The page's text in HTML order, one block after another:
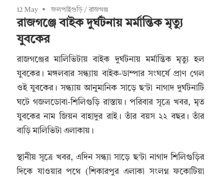
12 May জলপাইগুড়ি /রাজগঞ্জ
রাজগঞ্জে বাইক দুর্ঘটনায় মর্মান্তিক মৃত্যু
যুবকের
রাজগঞ্জের মালিভিটায় বাইক দুর্ঘটনায় মর্মান্তিক মৃত্যু হল
যুবকের। মঙ্গলবার সন্ধ্যায় বাইক-ডাম্পার সংঘর্ষে প্রাণ গেল
ওই যুবকের। সন্ধ্যায় আনুমানিক সাড়ে ছ’টা নাগাদ দুর্ঘটনাটি
ঘটে গজলডোবা-শিলিগুড়ি রাস্তায়। পরিবার সূত্রে খবর, মৃত
যুবকের নাম জিয়ন বাহাদুর রাই। তাঁর বয়স ২২ বছর। তাঁর
বাড়ি মালিভিটা এলাকায়।
স্থানীয় সূত্রে খবর, এদিন সন্ধ্যা সাড়ে ছ’টা নাগাদ শিলিগুড়ির
দিকে যাওয়ার পথে (শিকারপুর এলাকা সংলগ্ন ফকোটিয়া